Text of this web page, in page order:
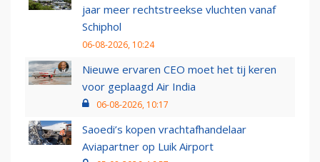
jaar meer rechtstreekse vluchten vanaf
Schiphol
06-08-2026, 10:24
Nieuwe ervaren CEO moet het tij keren
voor geplaagd Air India
06-08-2026, 10:17
Saoedi’s kopen vrachtafhandelaar
Aviapartner op Luik Airport